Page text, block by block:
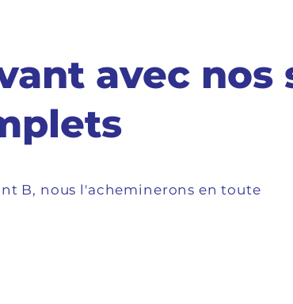
avec nos
B, nous l'acheminerons en toute